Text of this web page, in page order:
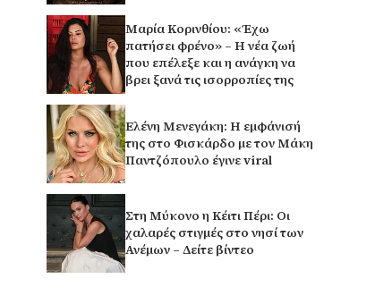
Μαρία Κορινθίου: «Έχω
πατήσει φρένο» – Η νέα ζωή
που επέλεξε και η ανάγκη να
βρει ξανά τις ισορροπίες της
Ελένη Μενεγάκη: Η εμφάνισή
της στο Φισκάρδο με τον Μάκη
Παντζόπουλο έγινε viral
Στη Μύκονο η Κέιτι Πέρι: Οι
χαλαρές στιγμές στο νησί των
Ανέμων – Δείτε βίντεο